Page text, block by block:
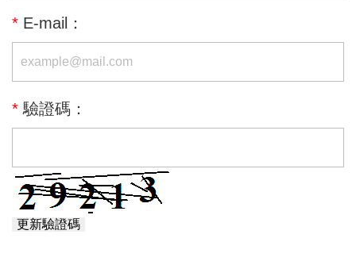
* E-mail：
* 驗證碼：
更新驗證碼